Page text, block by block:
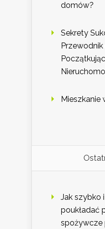
domów?
Sekrety
Przewodnik
Mieszkanie
Jak szybko
poukładać
spożywcze